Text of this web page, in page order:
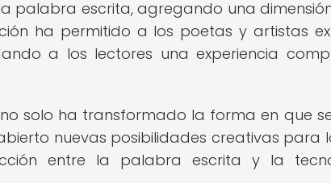
palabra escrita, agregando una
ha permitido a los poetas y artistas
a los lectores una experiencia
solo ha transformado la forma en que
nuevas posibilidades creativas para
entre la palabra escrita y la